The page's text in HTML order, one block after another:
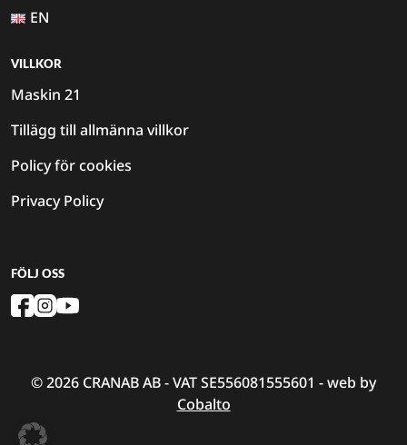
EN
VILLKOR
Maskin 21
Tillägg till allmänna villkor
Policy för cookies
Privacy Policy
FÖLJ OSS
© 2026 CRANAB AB - VAT SE556081555601 - web by
Cobalto